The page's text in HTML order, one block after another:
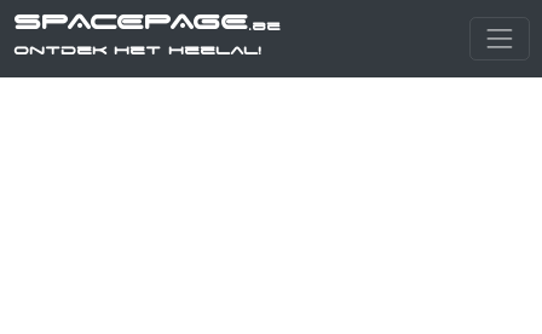
SPACEPAGE.be
Ontdek het heelal!